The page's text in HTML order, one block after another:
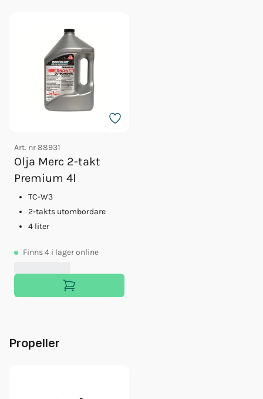
Art. nr88931
Olja Merc 2-takt
Premium 4l
TC-W3
2-takts utombordare
4 liter
Finns4 i lager online
Propeller